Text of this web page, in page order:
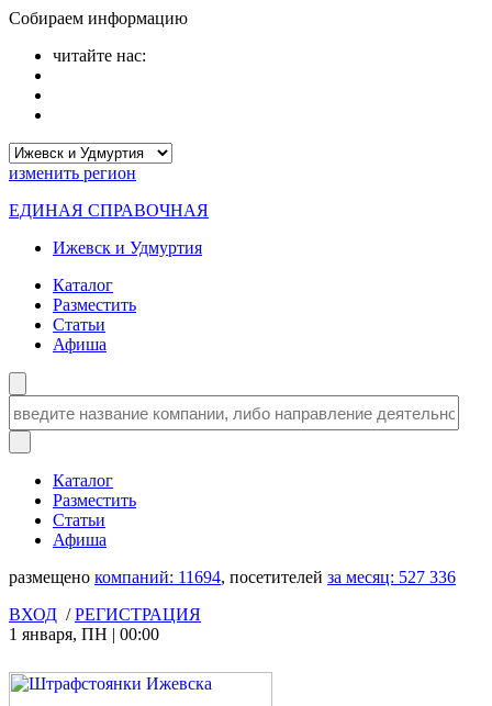
Собираем информацию
читайте нас:
изменить регион
ЕДИНАЯ СПРАВОЧНАЯ
Ижевск и Удмуртия
Каталог
Разместить
Статьи
Афиша
Каталог
Разместить
Статьи
Афиша
размещено компаний: 11694, посетителей за месяц: 527 336
ВХОД /РЕГИСТРАЦИЯ
1 января, ПН | 00:00